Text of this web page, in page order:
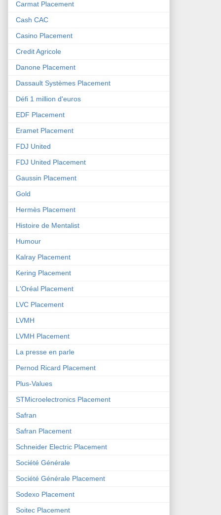
Carmat Placement
Cash CAC
Casino Placement
Credit Agricole
Danone Placement
Dassault Systèmes Placement
Défi 1 million d'euros
EDF Placement
Eramet Placement
FDJ United
FDJ United Placement
Gaussin Placement
Gold
Hermès Placement
Histoire de Mentalist
Humour
Kalray Placement
Kering Placement
L'Oréal Placement
LVC Placement
LVMH
LVMH Placement
La presse en parle
Pernod Ricard Placement
Plus-Values
STMicroelectronics Placement
Safran
Safran Placement
Schneider Electric Placement
Société Générale
Société Générale Placement
Sodexo Placement
Soitec Placement